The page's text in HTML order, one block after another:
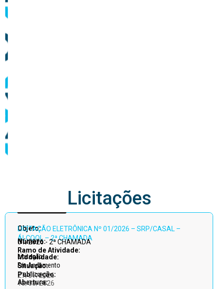
Acessar
todos
Licitações
Objeto:
LICITAÇÃO ELETRÔNICA Nº 01/2026 – SRP/CASAL –
ÁLCOOL – 2ª CHAMADA
Número:
01/2026 - 2ª CHAMADA
Ramo de Atividade:
Modalidade:
Licitação
Situação:
Em Andamento
Publicação:
27/07/2026
Abertura:
13/08/2026